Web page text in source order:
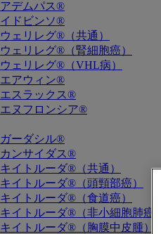
アデムパス®
イドビンソ®
ウェリレグ®（共通）
ウェリレグ®（腎細胞癌）
ウェリレグ®（VHL病）
エアウィン®
エスラックス®
エヌフロンシア®
ガーダシル®
カンサイダス®
キイトルーダ®（共通）
キイトルーダ®（頭頸部癌）
キイトルーダ®（食道癌）
キイトルーダ®（非小細胞肺癌）
キイトルーダ®（胸膜中皮腫）